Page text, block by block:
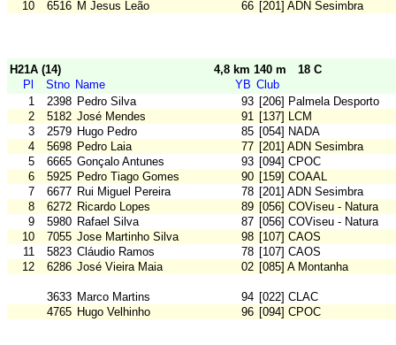
10
6516 M Jesus Leão 66 [201] ADN Sesimbra
H21A (14) 4,8 km 140 m
18 C
Pl
Stno Name YB Club
1
2398 Pedro Silva 93 [206] Palmela Desporto
2
5182 José Mendes 91 [137] LCM
3
2579 Hugo Pedro 85 [054] NADA
4
5698 Pedro Laia 77 [201] ADN Sesimbra
5
6665 Gonçalo Antunes 93 [094] CPOC
6
5925 Pedro Tiago Gomes 90 [159] COAAL
7
6677 Rui Miguel Pereira 78 [201] ADN Sesimbra
8
6272 Ricardo Lopes 89 [056] COViseu - Natura
9
5980 Rafael Silva 87 [056] COViseu - Natura
10
7055 Jose Martinho Silva 98 [107] CAOS
11
5823 Cláudio Ramos 78 [107] CAOS
12
6286 José Vieira Maia 02 [085] A Montanha
3633 Marco Martins 94 [022] CLAC
4765 Hugo Velhinho 96 [094] CPOC